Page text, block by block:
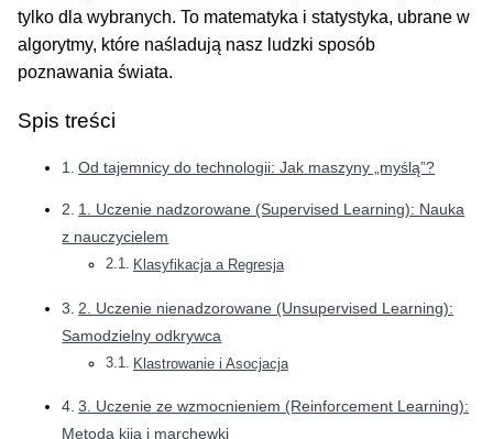
tylko dla wybranych. To matematyka i statystyka, ubrane w
algorytmy, które naśladują nasz ludzki sposób
poznawania świata.
Spis treści
Od tajemnicy do technologii: Jak maszyny „myślą”?
1. Uczenie nadzorowane (Supervised Learning): Nauka
z nauczycielem
Klasyfikacja a Regresja
2. Uczenie nienadzorowane (Unsupervised Learning):
Samodzielny odkrywca
Klastrowanie i Asocjacja
3. Uczenie ze wzmocnieniem (Reinforcement Learning):
Metoda kija i marchewki